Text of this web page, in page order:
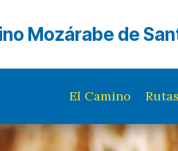
Mozárabe de
El Camino